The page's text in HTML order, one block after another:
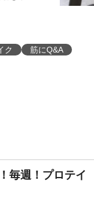
ク 筋にQ&A
毎週！プロテイ